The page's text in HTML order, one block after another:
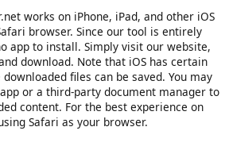
downloads in MP4 format, which is the
video format across all devices and
natively on Windows, macOS, Android,
and media players. For audio
MP3 format at various bitrates.
be supported depending on the source
encoding options.